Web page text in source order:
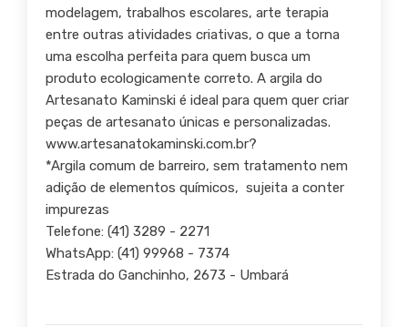
modelagem, trabalhos escolares, arte terapia
entre outras atividades criativas, o que a torna
uma escolha perfeita para quem busca um
produto ecologicamente correto. A argila do
Artesanato Kaminski é ideal para quem quer criar
peças de artesanato únicas e personalizadas.
www.artesanatokaminski.com.br?
*Argila comum de barreiro, sem tratamento nem
adição de elementos químicos, sujeita a conter
impurezas
Telefone: (41) 3289 - 2271
WhatsApp: (41) 99968 - 7374
Estrada do Ganchinho, 2673 - Umbará